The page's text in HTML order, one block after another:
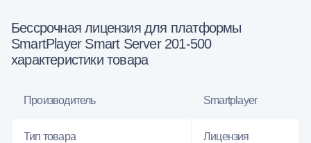
Бессрочная лицензия для платформы
SmartPlayer Smart Server 201-500
характеристики товара
Производитель Smartplayer
Тип товара Лицензия